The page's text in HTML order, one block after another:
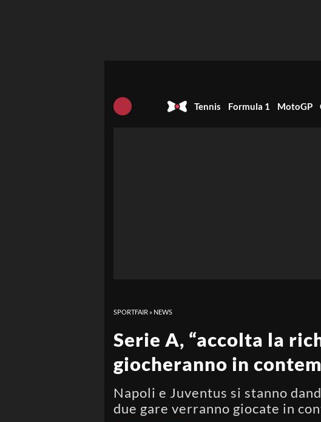
Tennis Formula 1 MotoGP
SPORTFAIR » NEWS
Serie A, “accolta la
giocheranno in
Napoli e Juventus si stanno
due gare verranno giocate in